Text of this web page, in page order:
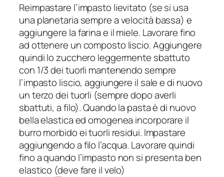
Reimpastare l’impasto lievitato (se si usa
una planetaria sempre a velocità bassa) e
aggiungere la farina e il miele. Lavorare fino
ad ottenere un composto liscio. Aggiungere
quindi lo zucchero leggermente sbattuto
con 1/3 dei tuorli mantenendo sempre
l’impasto liscio, aggiungere il sale e di nuovo
un terzo dei tuorli (sempre dopo averli
sbattuti, a filo). Quando la pasta è di nuovo
bella elastica ed omogenea incorporare il
burro morbido ei tuorli residui. Impastare
aggiungendo a filo l’acqua. Lavorare quindi
fino a quando l’impasto non si presenta ben
elastico (deve fare il velo)